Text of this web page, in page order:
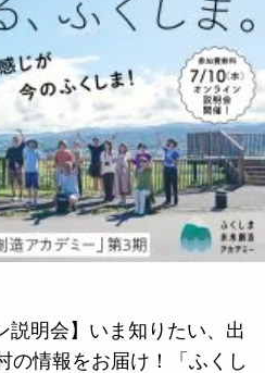
説明会】いま知りたい、出
の情報をお届け！「ふくし